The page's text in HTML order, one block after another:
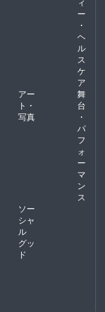
ー
・
ヘ
ル
ス
ケ
ア
アー
ト・
写真
舞
台
・
パ
フ
ォ
ー
マ
ン
ス
ソー
シャ
ル
グッ
ド